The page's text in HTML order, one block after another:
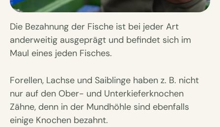
Die Bezahnung der Fische ist bei jeder Art
anderweitig ausgeprägt und befindet sich im
Maul eines jeden Fisches.
Forellen, Lachse und Saiblinge haben z. B. nicht
nur auf den Ober- und Unterkieferknochen
Zähne, denn in der Mundhöhle sind ebenfalls
einige Knochen bezahnt.